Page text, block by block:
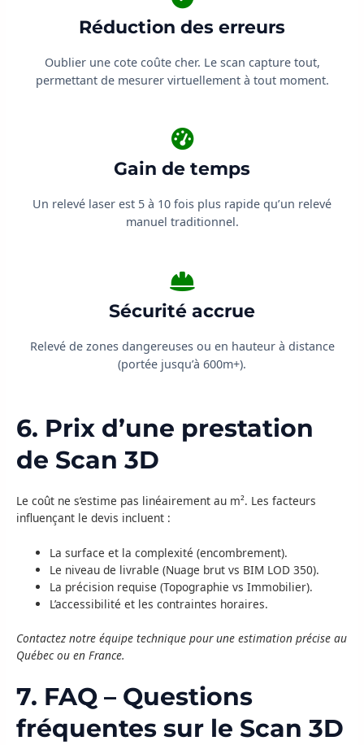
Réduction des erreurs
Oublier une cote coûte cher. Le scan capture tout,
permettant de mesurer virtuellement à tout moment.
Gain de temps
Un relevé laser est 5 à 10 fois plus rapide qu’un relevé
manuel traditionnel.
Sécurité accrue
Relevé de zones dangereuses ou en hauteur à distance
(portée jusqu’à 600m+).
6. Prix d’une prestation
de Scan 3D
Le coût ne s’estime pas linéairement au m². Les facteurs
influençant le devis incluent :
La surface et la complexité (encombrement).
Le niveau de livrable (Nuage brut vs BIM LOD 350).
La précision requise (Topographie vs Immobilier).
L’accessibilité et les contraintes horaires.
Contactez notre équipe technique pour une estimation précise au
Québec ou en France.
7. FAQ – Questions
fréquentes sur le Scan 3D